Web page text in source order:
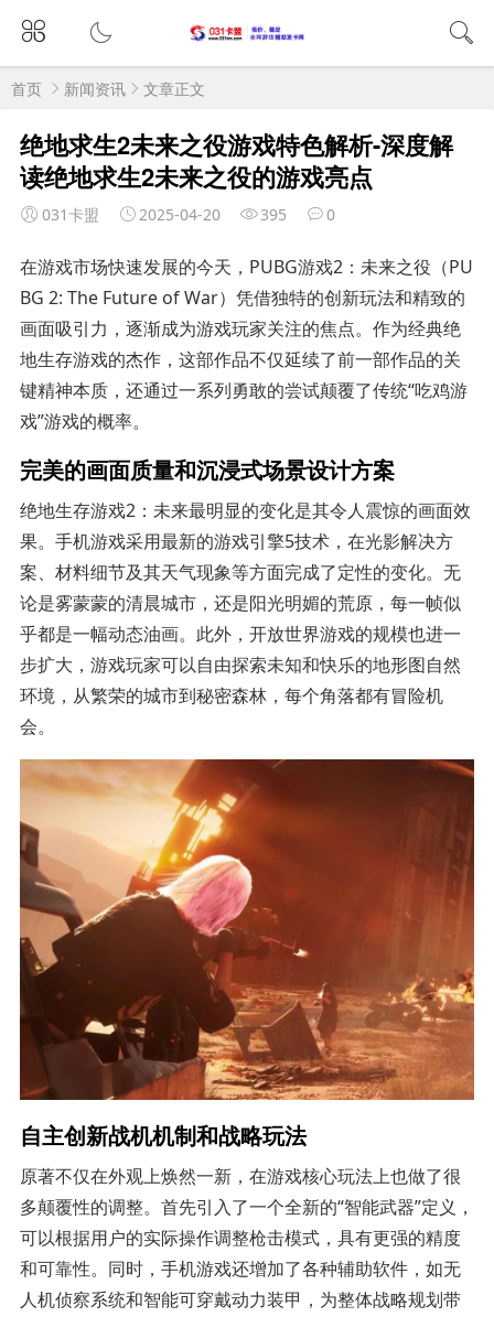
首页 新闻资讯 文章正文
绝地求生2未来之役游戏特色解析-深度解
读绝地求生2未来之役的游戏亮点
031卡盟 2025-04-20 395 0
在游戏市场快速发展的今天，PUBG游戏2：未来之役（PU
BG 2: The Future of War）凭借独特的创新玩法和精致的
画面吸引力，逐渐成为游戏玩家关注的焦点。作为经典绝
地生存游戏的杰作，这部作品不仅延续了前一部作品的关
键精神本质，还通过一系列勇敢的尝试颠覆了传统“吃鸡游
戏”游戏的概率。
完美的画面质量和沉浸式场景设计方案
绝地生存游戏2：未来最明显的变化是其令人震惊的画面效
果。手机游戏采用最新的游戏引擎5技术，在光影解决方
案、材料细节及其天气现象等方面完成了定性的变化。无
论是雾蒙蒙的清晨城市，还是阳光明媚的荒原，每一帧似
乎都是一幅动态油画。此外，开放世界游戏的规模也进一
步扩大，游戏玩家可以自由探索未知和快乐的地形图自然
环境，从繁荣的城市到秘密森林，每个角落都有冒险机
会。
自主创新战机机制和战略玩法
原著不仅在外观上焕然一新，在游戏核心玩法上也做了很
多颠覆性的调整。首先引入了一个全新的“智能武器”定义，
可以根据用户的实际操作调整枪击模式，具有更强的精度
和可靠性。同时，手机游戏还增加了各种辅助软件，如无
人机侦察系统和智能可穿戴动力装甲，为整体战略规划带